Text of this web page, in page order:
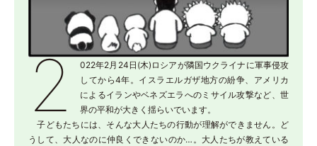
2
022年2月24日(木)ロシアが隣国ウクライナに軍事侵攻
してから4年。イスラエルガザ地方の紛争、アメリカ
によるイランやベネズエラへのミサイル攻撃など、世
界の平和が大きく揺らいでいます。
子どもたちには、そんな大人たちの行動が理解ができません。ど
うして、大人なのに仲良くできないのか…。大人たちが教えている